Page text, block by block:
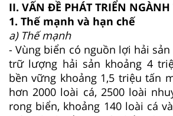
II. VẤN ĐỀ PHÁT TRIỂN NGÀNH
1. Thế mạnh và hạn chế
a) Thế mạnh
- Vùng biển có nguồn lợi hải
trữ lượng hải sản khoảng 4
bền vững khoảng 1,5 triệu tấn
hơn 2000 loài cá, 2500 loài
rong biển, khoảng 140 loài cá